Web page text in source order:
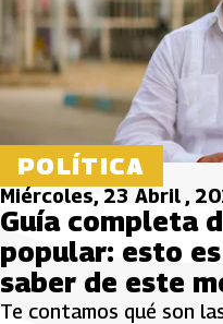
POLÍTICA
Miércoles, 23 Abril ,
Guía completa
popular: esto
saber de este
Te contamos qué son